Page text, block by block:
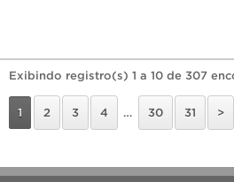
Exibindo registro(s) 1 a 10 de 307
1 2 3 4 … 30 31 >